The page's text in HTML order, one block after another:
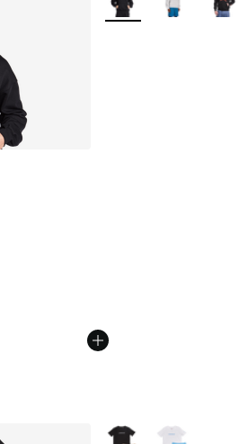
Prix en baisse de € 69,99 à
Plus de couleurs